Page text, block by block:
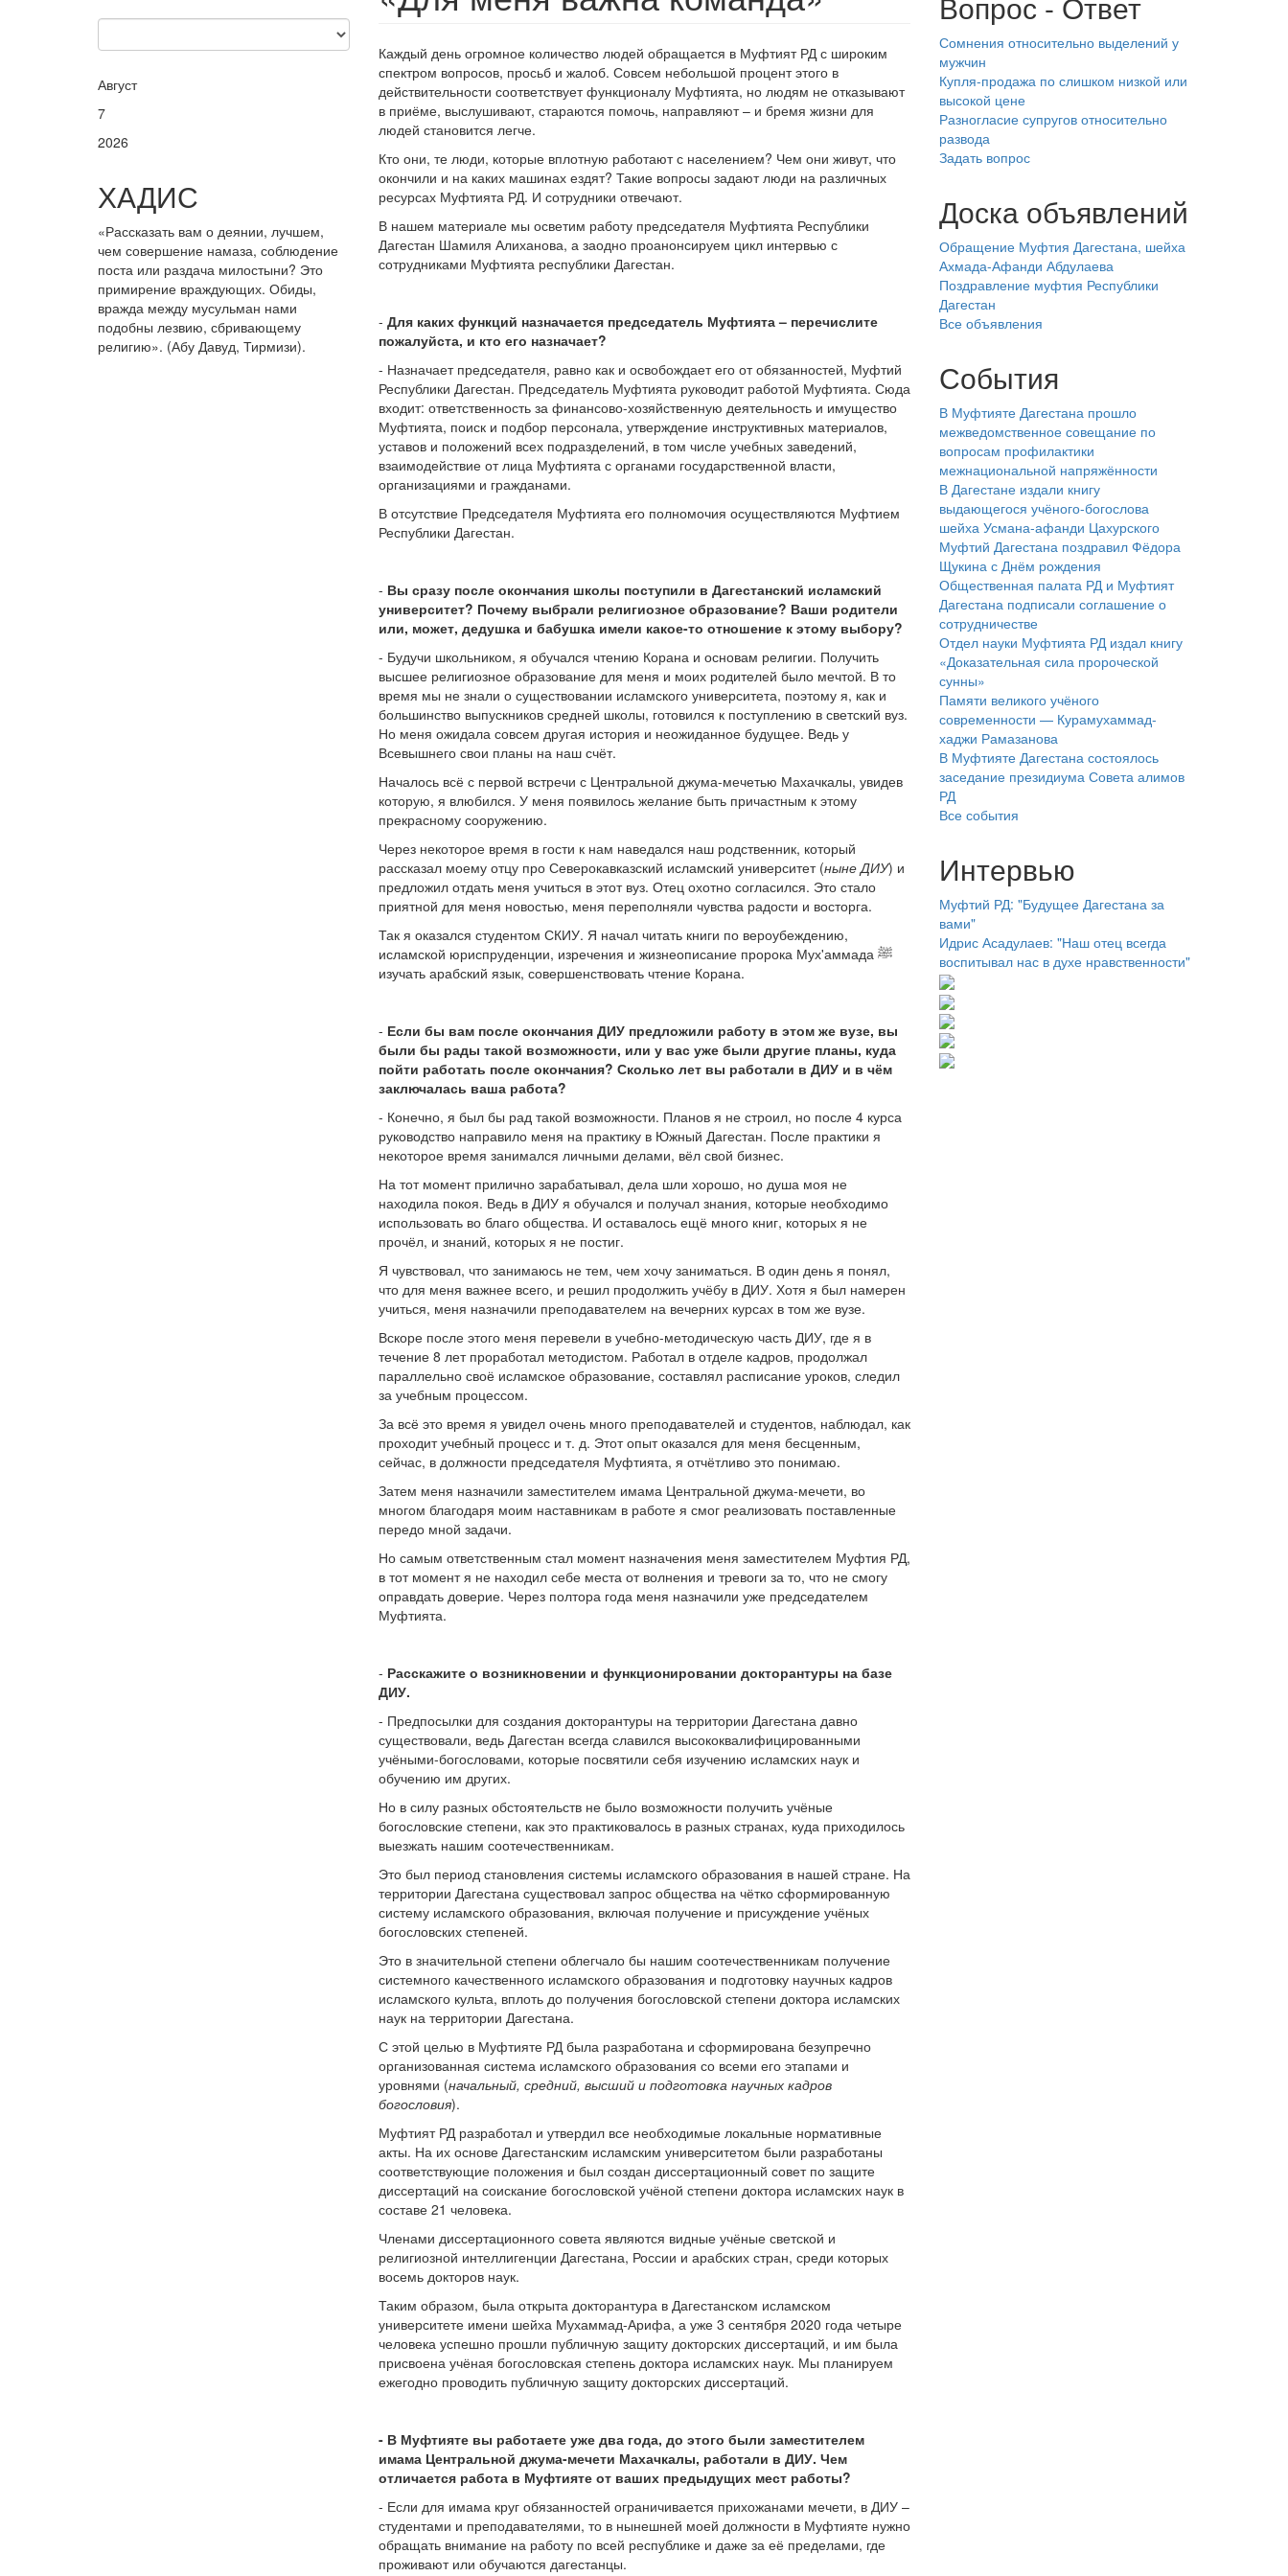
Каждый день огромное количество людей обращается в Муфтият РД с широким
спектром вопросов, просьб и жалоб. Совсем небольшой процент этого в
действительности соответствует функционалу Муфтията, но людям не отказывают
в приёме, выслушивают, стараются помочь, направляют – и бремя жизни для
людей становится легче.
Кто они, те люди, которые вплотную работают с населением? Чем они живут, что
окончили и на каких машинах ездят? Такие вопросы задают люди на различных
ресурсах Муфтията РД. И сотрудники отвечают.
В нашем материале мы осветим работу председателя Муфтията Республики
Дагестан Шамиля Алиханова, а заодно проанонсируем цикл интервью с
сотрудниками Муфтията республики Дагестан.
- Для каких функций назначается председатель Муфтията – перечислите
пожалуйста, и кто его назначает?
- Назначает председателя, равно как и освобождает его от обязанностей, Муфтий
Республики Дагестан. Председатель Муфтията руководит работой Муфтията. Сюда
входит: ответственность за финансово-хозяйственную деятельность и имущество
Муфтията, поиск и подбор персонала, утверждение инструктивных материалов,
уставов и положений всех подразделений, в том числе учебных заведений,
взаимодействие от лица Муфтията с органами государственной власти,
организациями и гражданами.
В отсутствие Председателя Муфтията его полномочия осуществляются Муфтием
Республики Дагестан.
- Вы сразу после окончания школы поступили в Дагестанский исламский
университет? Почему выбрали религиозное образование? Ваши родители
или, может, дедушка и бабушка имели какое-то отношение к этому выбору?
- Будучи школьником, я обучался чтению Корана и основам религии. Получить
высшее религиозное образование для меня и моих родителей было мечтой. В то
время мы не знали о существовании исламского университета, поэтому я, как и
большинство выпускников средней школы, готовился к поступлению в светский вуз.
Но меня ожидала совсем другая история и неожиданное будущее. Ведь у
Всевышнего свои планы на наш счёт.
Началось всё с первой встречи с Центральной джума-мечетью Махачкалы, увидев
которую, я влюбился. У меня появилось желание быть причастным к этому
прекрасному сооружению.
Через некоторое время в гости к нам наведался наш родственник, который
рассказал моему отцу про Северокавказский исламский университет (ныне ДИУ) и
предложил отдать меня учиться в этот вуз. Отец охотно согласился. Это стало
приятной для меня новостью, меня переполняли чувства радости и восторга.
Так я оказался студентом СКИУ. Я начал читать книги по вероубеждению,
исламской юриспруденции, изречения и жизнеописание пророка Мух'аммада ﷺ
изучать арабский язык, совершенствовать чтение Корана.
- Если бы вам после окончания ДИУ предложили работу в этом же вузе, вы
были бы рады такой возможности, или у вас уже были другие планы, куда
пойти работать после окончания? Сколько лет вы работали в ДИУ и в чём
заключалась ваша работа?
- Конечно, я был бы рад такой возможности. Планов я не строил, но после 4 курса
руководство направило меня на практику в Южный Дагестан. После практики я
некоторое время занимался личными делами, вёл свой бизнес.
На тот момент прилично зарабатывал, дела шли хорошо, но душа моя не
находила покоя. Ведь в ДИУ я обучался и получал знания, которые необходимо
использовать во благо общества. И оставалось ещё много книг, которых я не
прочёл, и знаний, которых я не постиг.
Я чувствовал, что занимаюсь не тем, чем хочу заниматься. В один день я понял,
что для меня важнее всего, и решил продолжить учёбу в ДИУ. Хотя я был намерен
учиться, меня назначили преподавателем на вечерних курсах в том же вузе.
Вскоре после этого меня перевели в учебно-методическую часть ДИУ, где я в
течение 8 лет проработал методистом. Работал в отделе кадров, продолжал
параллельно своё исламское образование, составлял расписание уроков, следил
за учебным процессом.
За всё это время я увидел очень много преподавателей и студентов, наблюдал, как
проходит учебный процесс и т. д. Этот опыт оказался для меня бесценным,
сейчас, в должности председателя Муфтията, я отчётливо это понимаю.
Затем меня назначили заместителем имама Центральной джума-мечети, во
многом благодаря моим наставникам в работе я смог реализовать поставленные
передо мной задачи.
Но самым ответственным стал момент назначения меня заместителем Муфтия РД,
в тот момент я не находил себе места от волнения и тревоги за то, что не смогу
оправдать доверие. Через полтора года меня назначили уже председателем
Муфтията.
- Расскажите о возникновении и функционировании докторантуры на базе
ДИУ.
- Предпосылки для создания докторантуры на территории Дагестана давно
существовали, ведь Дагестан всегда славился высококвалифицированными
учёными-богословами, которые посвятили себя изучению исламских наук и
обучению им других.
Но в силу разных обстоятельств не было возможности получить учёные
богословские степени, как это практиковалось в разных странах, куда приходилось
выезжать нашим соотечественникам.
Это был период становления системы исламского образования в нашей стране. На
территории Дагестана существовал запрос общества на чётко сформированную
систему исламского образования, включая получение и присуждение учёных
богословских степеней.
Это в значительной степени облегчало бы нашим соотечественникам получение
системного качественного исламского образования и подготовку научных кадров
исламского культа, вплоть до получения богословской степени доктора исламских
наук на территории Дагестана.
С этой целью в Муфтияте РД была разработана и сформирована безупречно
организованная система исламского образования со всеми его этапами и
уровнями (начальный, средний, высший и подготовка научных кадров
богословия).
Муфтият РД разработал и утвердил все необходимые локальные нормативные
акты. На их основе Дагестанским исламским университетом были разработаны
соответствующие положения и был создан диссертационный совет по защите
диссертаций на соискание богословской учёной степени доктора исламских наук в
составе 21 человека.
Членами диссертационного совета являются видные учёные светской и
религиозной интеллигенции Дагестана, России и арабских стран, среди которых
восемь докторов наук.
Таким образом, была открыта докторантура в Дагестанском исламском
университете имени шейха Мухаммад-Арифа, а уже 3 сентября 2020 года четыре
человека успешно прошли публичную защиту докторских диссертаций, и им была
присвоена учёная богословская степень доктора исламских наук. Мы планируем
ежегодно проводить публичную защиту докторских диссертаций.
- В Муфтияте вы работаете уже два года, до этого были заместителем
имама Центральной джума-мечети Махачкалы, работали в ДИУ. Чем
отличается работа в Муфтияте от ваших предыдущих мест работы?
- Если для имама круг обязанностей ограничивается прихожанами мечети, в ДИУ –
студентами и преподавателями, то в нынешней моей должности в Муфтияте нужно
обращать внимание на работу по всей республике и даже за её пределами, где
проживают или обучаются дагестанцы.
Август
7
2026
ХАДИС
«Рассказать вам о деянии, лучшем,
чем совершение намаза, соблюдение
поста или раздача милостыни? Это
примирение враждующих. Обиды,
вражда между мусульман нами
подобны лезвию, сбривающему
религию». (Абу Давуд, Тирмизи).
Сомнения относительно выделений у
мужчин
Купля-продажа по слишком низкой или
высокой цене
Разногласие супругов относительно
развода
Задать вопрос
Доска объявлений
Обращение Муфтия Дагестана, шейха
Ахмада-Афанди Абдулаева
Поздравление муфтия Республики
Дагестан
Все объявления
События
В Муфтияте Дагестана прошло
межведомственное совещание по
вопросам профилактики
межнациональной напряжённости
В Дагестане издали книгу
выдающегося учёного-богослова
шейха Усмана-афанди Цахурского
Муфтий Дагестана поздравил Фёдора
Щукина с Днём рождения
Общественная палата РД и Муфтият
Дагестана подписали соглашение о
сотрудничестве
Отдел науки Муфтията РД издал книгу
«Доказательная сила пророческой
сунны»
Памяти великого учёного
современности — Курамухаммад-
хаджи Рамазанова
В Муфтияте Дагестана состоялось
заседание президиума Совета алимов
РД
Все события
Интервью
Муфтий РД: "Будущее Дагестана за
вами"
Идрис Асадулаев: "Наш отец всегда
воспитывал нас в духе нравственности"